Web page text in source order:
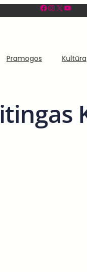
Facebook InstagramX YouTube
Pramogos Kultūra